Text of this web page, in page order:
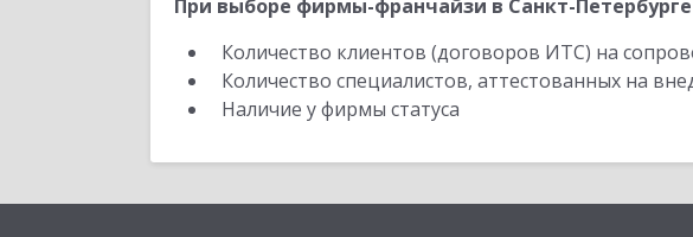
При выборе фирмы-франчайзи в Санкт-
Количество клиентов (договоров ИТС) на
Количество специалистов, аттестованных на
Наличие у фирмы статуса